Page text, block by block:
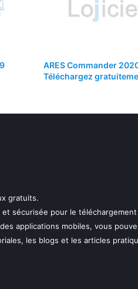
ARES Commander
Téléchargez
gratuits.
sécurisée pour le téléchargement
applications mobiles, vous
les blogs et les articles